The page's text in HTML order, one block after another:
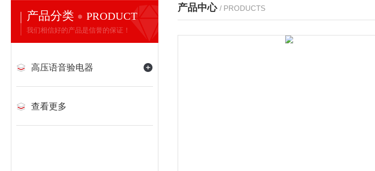
产品分类 PRODUCT
我们相信好的产品是信誉的保证！
高压语音验电器
查看更多
产品中心 / PRODUCTS